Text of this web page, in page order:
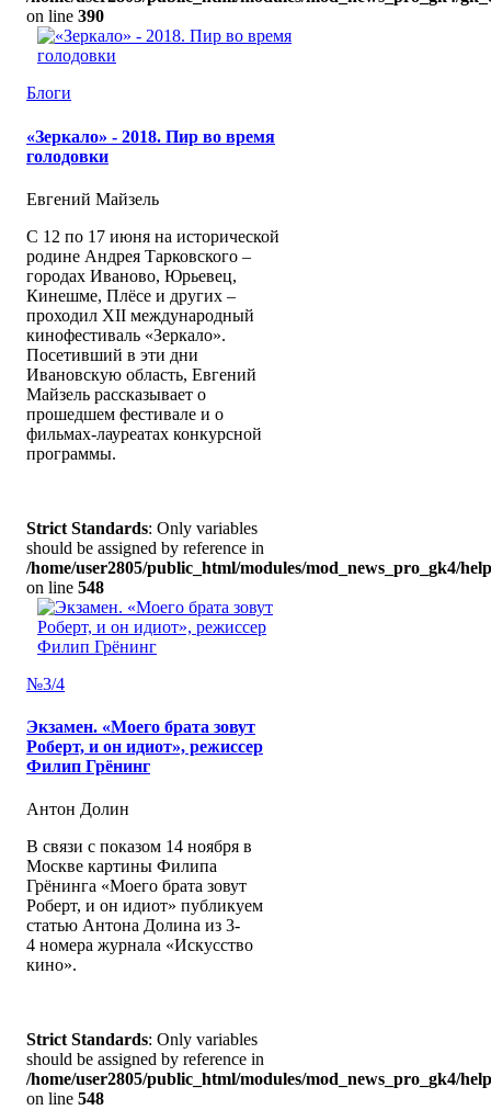
on line 390
Блоги
«Зеркало» - 2018. Пир во время
голодовки
Евгений Майзель
С 12 по 17 июня на исторической
родине Андрея Тарковского –
городах Иваново, Юрьевец,
Кинешме, Плёсе и других –
проходил XII международный
кинофестиваль «Зеркало».
Посетивший в эти дни
Ивановскую область, Евгений
Майзель рассказывает о
прошедшем фестивале и о
фильмах-лауреатах конкурсной
программы.
Strict Standards: Only variables
should be assigned by reference in
/home/user2805/public_html/modules/mod_news_pro_gk4/
on line 548
№3/4
Экзамен. «Моего брата зовут
Роберт, и он идиот», режиссер
Филип Грёнинг
Антон Долин
В связи с показом 14 ноября в
Москве картины Филипа
Грёнинга «Моего брата зовут
Роберт, и он идиот» публикуем
статью Антона Долина из 3-
4 номера журнала «Искусство
кино».
Strict Standards: Only variables
should be assigned by reference in
/home/user2805/public_html/modules/mod_news_pro_gk4/
on line 548